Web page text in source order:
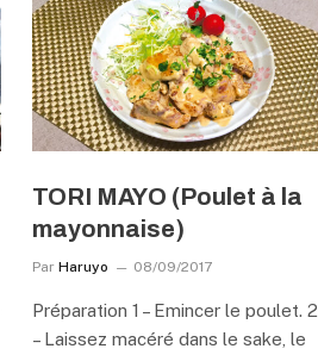
TORI MAYO (Poulet à la
mayonnaise)
Par Haruyo 08/09/2017
Préparation 1 – Emincer le poulet. 2
– Laissez macéré dans le sake, le